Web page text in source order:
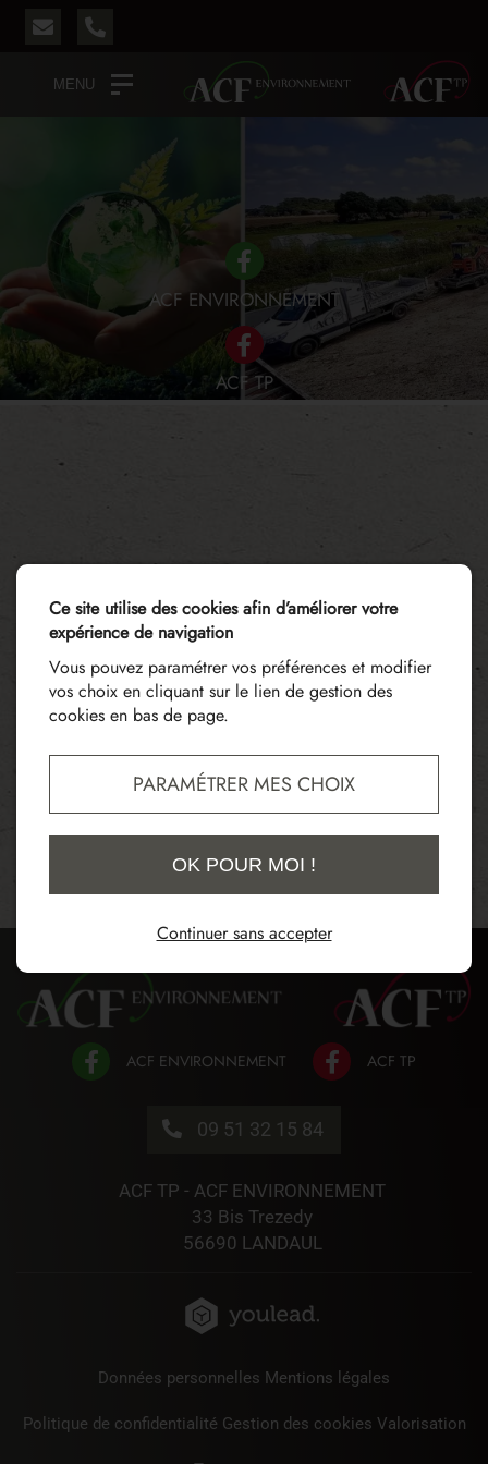
MENU
ACF TP
ACF ENVIRONNEMENT
09 51 32 15 84
ACF TP - ACF ENVIRONNEMENT
33 Bis Trezedy
56690 LANDAUL
Données personnelles Mentions légales
Politique de confidentialité Gestion des cookies Valorisation
Ce site utilise des cookies afin d’améliorer votre
expérience de navigation
Vous pouvez paramétrer vos préférences et modifier
vos choix en cliquant sur le lien de gestion des
cookies en bas de page.
PARAMÉTRER MES CHOIX
OK POUR MOI !
Continuer sans accepter